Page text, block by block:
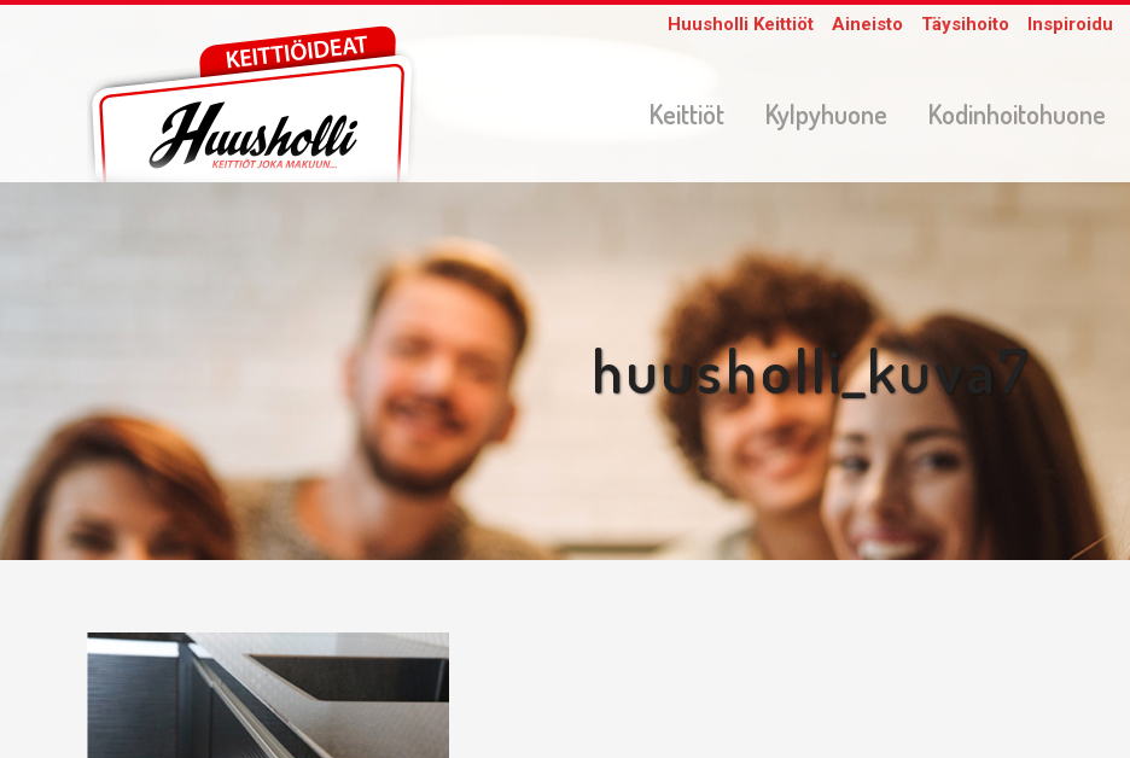
Huusholli Keittiöt Aineisto Täysihoito Inspiroidu
Keittiöt Kylpyhuone Kodinhoitohuone
huusholli_kuva7